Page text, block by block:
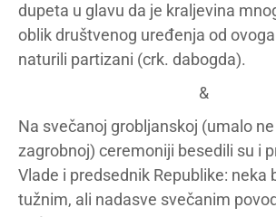
dupeta u glavu da je kraljevina
oblik društvenog uređenja od
naturili partizani (crk. dabogda).
&
Na svečanoj grobljanskoj (umalo
zagrobnoj) ceremoniji besedili su i
Vlade i predsednik Republike: neka
tužnim, ali nadasve svečanim